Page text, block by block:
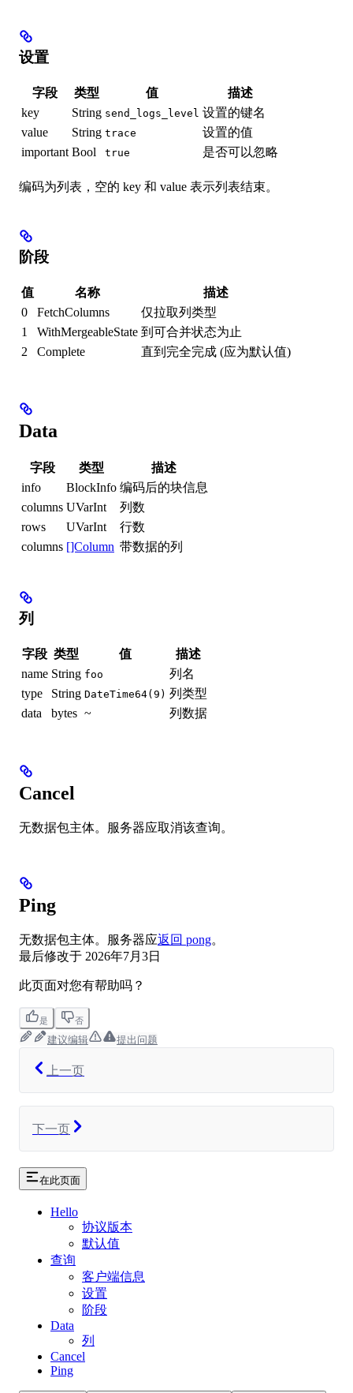
设置
字段 类型 值
描述
key
String send_logs_level 设置的键名
value
String trace
设置的值
important Bool true 是否可以忽略
编码为列表，空的 key 和 value 表示列表结束。
阶段
值 名称
描述
0
FetchColumns
仅拉取列类型
1
WithMergeableState 到可合并状态为止
2
Complete 直到完全完成 (应为默认值)
Data
字段 类型
描述
info
BlockInfo 编码后的块信息
columns UVarInt
列数
rows
UVarInt
行数
columns []Column 带数据的列
列
字段 类型 值
描述
name String foo
列名
type
String DateTime64(9) 列类型
data
bytes ~ 列数据
Cancel
无数据包主体。服务器应取消该查询。
Ping
无数据包主体。服务器应返回 pong。
最后修改于 2026年7月3日
此页面对您有帮助吗？
是 否
建议编辑 提出问题
上一页
下一页
在此页面
Hello
协议版本
默认值
查询
客户端信息
设置
阶段
Data
列
Cancel
Ping